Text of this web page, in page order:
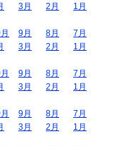
3月 2月
1月
9月 8月
7月
3月 2月
1月
9月 8月
7月
3月 2月
1月
9月 8月
7月
3月 2月
1月